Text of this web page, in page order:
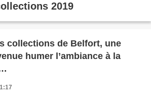
2019
collections de Belfort, une
humer l’ambiance à la